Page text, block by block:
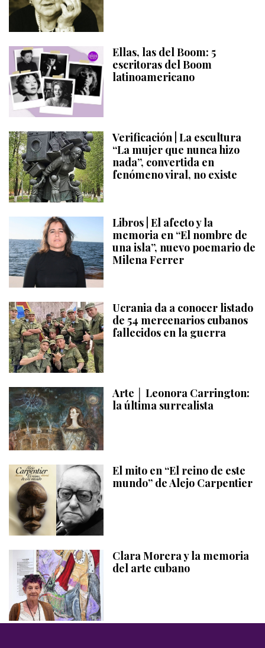
Ellas, las del Boom: 5
escritoras del Boom
latinoamericano
Verificación | La escultura
“La mujer que nunca hizo
nada”, convertida en
fenómeno viral, no existe
Libros | El afecto y la
memoria en “El nombre de
una isla”, nuevo poemario de
Milena Ferrer
Ucrania da a conocer listado
de 54 mercenarios cubanos
fallecidos en la guerra
Arte │ Leonora Carrington:
la última surrealista
El mito en “El reino de este
mundo” de Alejo Carpentier
Clara Morera y la memoria
del arte cubano